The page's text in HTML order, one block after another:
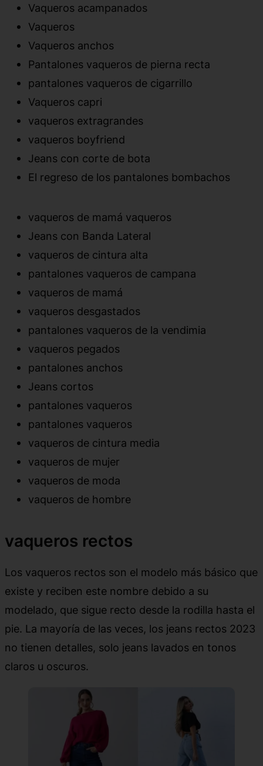
Vaqueros acampanados
Vaqueros
Vaqueros anchos
Pantalones vaqueros de pierna recta
pantalones vaqueros de cigarrillo
Vaqueros capri
vaqueros extragrandes
vaqueros boyfriend
Jeans con corte de bota
El regreso de los pantalones bombachos
vaqueros de mamá vaqueros
Jeans con Banda Lateral
vaqueros de cintura alta
pantalones vaqueros de campana
vaqueros de mamá
vaqueros desgastados
pantalones vaqueros de la vendimia
vaqueros pegados
pantalones anchos
Jeans cortos
pantalones vaqueros
pantalones vaqueros
vaqueros de cintura media
vaqueros de mujer
vaqueros de moda
vaqueros de hombre
vaqueros rectos
Los vaqueros rectos son el modelo más básico que
existe y reciben este nombre debido a su
modelado, que sigue recto desde la rodilla hasta el
pie. La mayoría de las veces, los jeans rectos 2023
no tienen detalles, solo jeans lavados en tonos
claros u oscuros.